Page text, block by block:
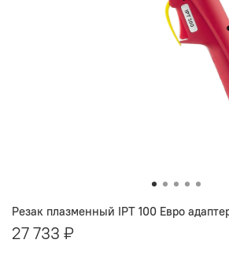
Резак плазменный IPT 100 Евро
27 733 ₽